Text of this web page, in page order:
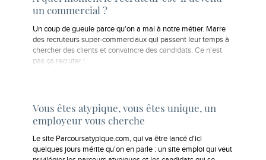
un commercial ?
Un coup de gueule parce qu'on a mal à notre métier. Marre
des recruteurs super-commerciaux qui passent leur temps à
chercher des clients et convaincre des candidats. Ce n'est
pas ça recruter !
Vous êtes atypique, vous êtes unique, un
employeur vous cherche
Le site Parcoursatypique.com, qui va être lancé d'ici
quelques jours mérite qu'on en parle : un site emploi qui veut